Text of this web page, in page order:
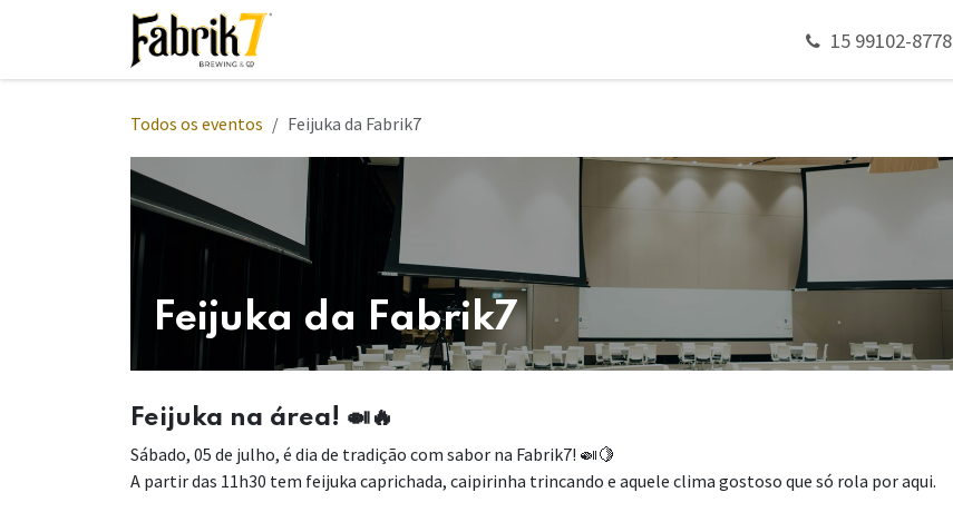
Pular para o conteúdo
15 99102-8778
Todos os eventos Feijuka da Fabrik7
Feijuka da Fabrik7
Feijuka na área! 🍛🔥
Sábado, 05 de julho, é dia de tradição com sabor na Fabrik7! 🍛🍋
A partir das 11h30 tem feijuka caprichada, caipirinha trincando e aquele clima gostoso que só rola por aqui.